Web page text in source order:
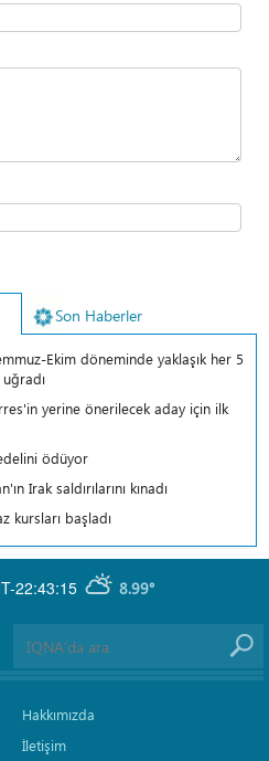
Son Haberler
Ekim döneminde yaklaşık her 5
yerine önerilecek aday için ilk
ödüyor
Irak saldırılarını kınadı
kursları başladı
22:43:15 8.99°
Hakkımızda
İletişim